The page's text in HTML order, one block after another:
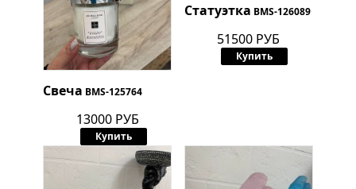
Свеча BMS-125764
13000 РУБ
Купить
Статуэтка BMS-126089
51500 РУБ
Купить